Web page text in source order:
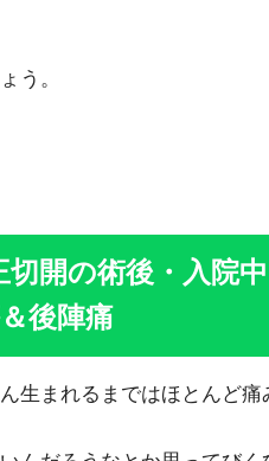
う。
開の術後・入院
後陣痛
生まれるまではほとんど痛